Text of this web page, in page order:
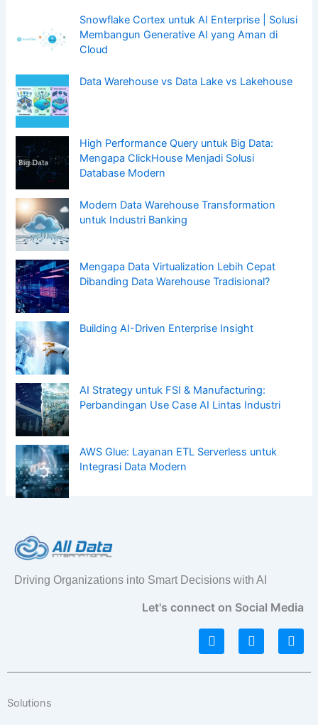
Snowflake Cortex untuk AI Enterprise | Solusi
Membangun Generative AI yang Aman di
Cloud
Data Warehouse vs Data Lake vs Lakehouse
High Performance Query untuk Big Data:
Mengapa ClickHouse Menjadi Solusi
Database Modern
Modern Data Warehouse Transformation
untuk Industri Banking
Mengapa Data Virtualization Lebih Cepat
Dibanding Data Warehouse Tradisional?
Building AI-Driven Enterprise Insight
AI Strategy untuk FSI & Manufacturing:
Perbandingan Use Case AI Lintas Industri
AWS Glue: Layanan ETL Serverless untuk
Integrasi Data Modern
Driving Organizations into Smart Decisions with AI
Let's connect on Social Media
L
i
k
I
n
t
F
a
e
Solutions